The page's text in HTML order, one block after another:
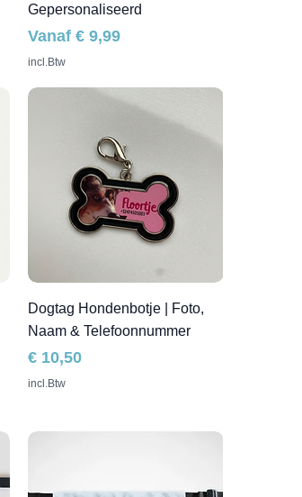
Gepersonaliseerd
Vanaf€ 9,99
Verkoopprijs
incl.Btw
Dogtag Hondenbotje | Foto,
Naam & Telefoonnummer
Prijs
€ 10,50
incl.Btw